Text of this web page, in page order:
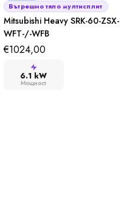
Вътрешно тяло мултисплит
Mitsubishi Heavy SRK-60-ZSX-
WFT-/-WFB
€1024,00
6.1 kW
Мощност